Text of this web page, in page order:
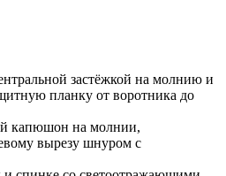
застёжкой на молнию и
планку от воротника до
капюшон на молнии,
вырезу шнуром с